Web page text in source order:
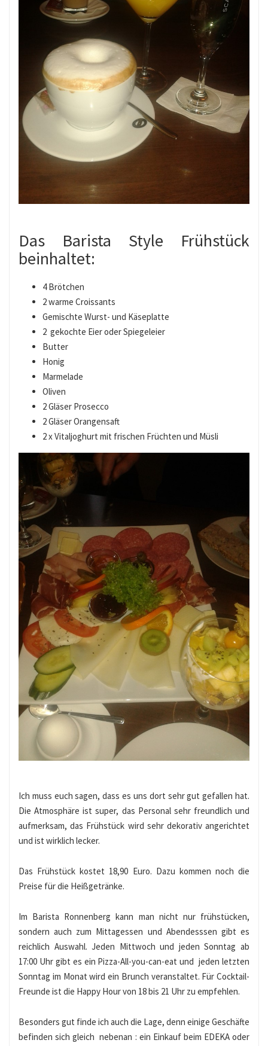
Das Barista Style Frühstück
beinhaltet:
4 Brötchen
2 warme Croissants
Gemischte Wurst- und Käseplatte
2 gekochte Eier oder Spiegeleier
Butter
Honig
Marmelade
Oliven
2 Gläser Prosecco
2 Gläser Orangensaft
2 x Vitaljoghurt mit frischen Früchten und Müsli
Ich muss euch sagen, dass es uns dort sehr gut gefallen hat.
Die Atmosphäre ist super, das Personal sehr freundlich und
aufmerksam, das Frühstück wird sehr dekorativ angerichtet
und ist wirklich lecker.
Das Frühstück kostet 18,90 Euro. Dazu kommen noch die
Preise für die Heißgetränke.
Im Barista Ronnenberg kann man nicht nur frühstücken,
sondern auch zum Mittagessen und Abendesssen gibt es
reichlich Auswahl. Jeden Mittwoch und jeden Sonntag ab
17:00 Uhr gibt es ein Pizza-All-you-can-eat und jeden letzten
Sonntag im Monat wird ein Brunch veranstaltet. Für Cocktail-
Freunde ist die Happy Hour von 18 bis 21 Uhr zu empfehlen.
Besonders gut finde ich auch die Lage, denn einige Geschäfte
befinden sich gleich nebenan : ein Einkauf beim EDEKA oder